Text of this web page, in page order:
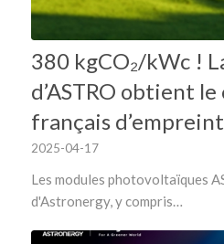
380 kgCO₂/kWc !
d’ASTRO obtient
français
2025-04-17
Les modules photovoltaïques
d'Astronergy, y compris…